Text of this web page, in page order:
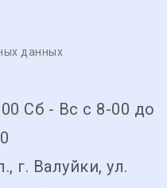
данных
Сб - Вс с 8-00 до
г. Валуйки, ул.